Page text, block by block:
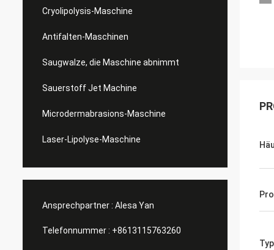
Cryolipolysis-Maschine
Antifalten-Maschinen
Saugwalze, die Maschine abnimmt
Sauerstoff Jet Machine
Microdermabrasions-Maschine
Laser-Lipolyse-Maschine
Ansprechpartner : Alesa Yan
Telefonnummer : +8613115763260
Typ